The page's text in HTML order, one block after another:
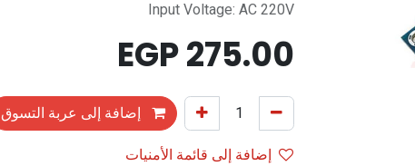
Input Voltage: AC 220V
275.00
إضافة إلى عربة التسوق
إضافة إلى قائمة الأمنيات